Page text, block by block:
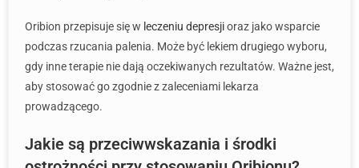
Oribion przepisuje się w leczeniu depresjioraz jako wsparcie
podczas rzucania palenia. Może być lekiem drugiego wyboru,
gdy inne terapie nie dają oczekiwanych rezultatów. Ważne jest,
aby stosować go zgodnie z zaleceniami lekarza
prowadzącego.
Jakie są przeciwwskazania i środki